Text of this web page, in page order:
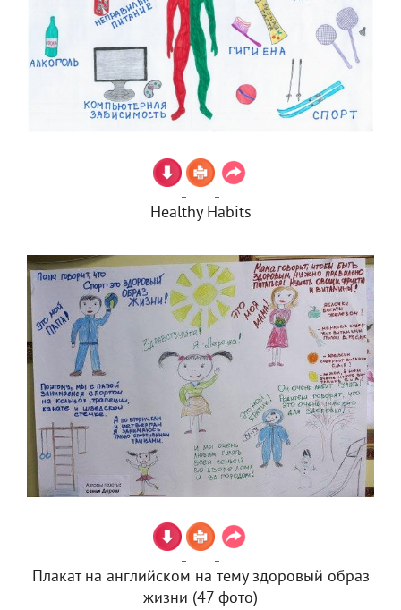
Healthy Habits
Плакат на английском на тему здоровый образ
жизни (47 фото)